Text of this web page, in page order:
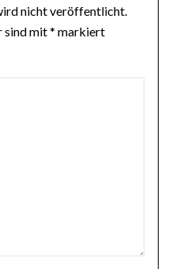
nicht veröffentlicht.
sind mit* markiert